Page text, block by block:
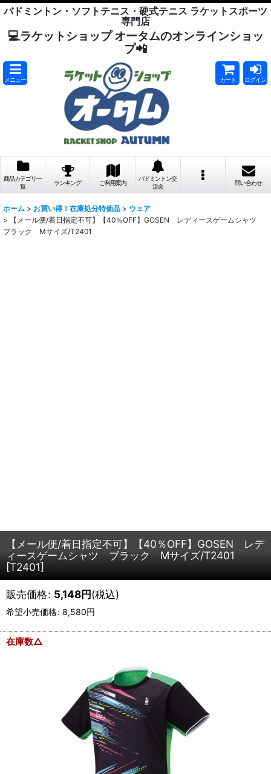
バドミントン・ソフトテニス・硬式テニス ラケットスポーツ
専門店
💻ラケットショップ オータムのオンラインショッ
プ📲
メニュー カート ログイン
商品カテゴリ一
覧
ランキング ご利用案内
バドミントン交
流会
問い合わせ
ホーム > お買い得！在庫処分特価品 > ウェア
>
【メール便/着日指定不可】【40％OFF】GOSEN レディースゲームシャツ
ブラック Mサイズ/T2401
【メール便/着日指定不可】【40％OFF】GOSEN レデ
ィースゲームシャツ ブラック Mサイズ/T2401
[T2401]
販売価格: 5,148円(税込)
希望小売価格: 8,580円
在庫数△